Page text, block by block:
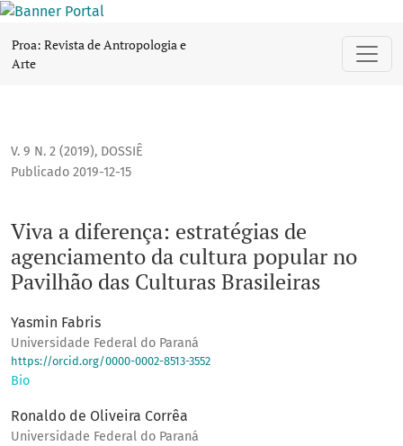
Proa: Revista de Antropologia e
Arte
V. 9 N. 2 (2019), DOSSIÊ
Viva a diferença: estratégias de
agenciamento da cultura popular no
Pavilhão das Culturas Brasileiras
Publicado 2019-12-15
Yasmin Fabris
Universidade Federal do Paraná
https://orcid.org/0000-0002-8513-3552
Bio
Ronaldo de Oliveira Corrêa
Universidade Federal do Paraná